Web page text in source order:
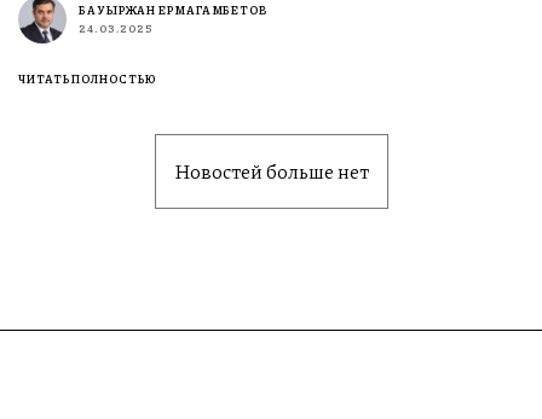
БАУЫРЖАН ЕРМАГАМБЕТОВ
24.03.2025
ЧИТАТЬ ПОЛНОСТЬЮ
Новостей больше нет